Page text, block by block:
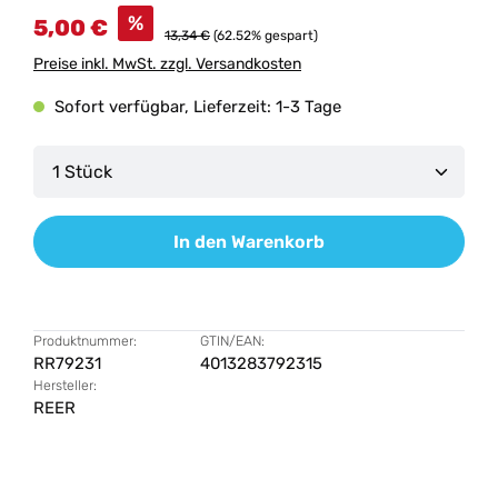
5,00 € % 13,34 € (62.52% gespart)
Preise inkl. MwSt. zzgl. Versandkosten
Sofort verfügbar, Lieferzeit: 1-3 Tage
Produkt Anzahl: Gib den gewünschten Wert
In den Warenkorb
Produktnummer:
RR79231
GTIN/EAN:
4013283792315
Hersteller:
REER